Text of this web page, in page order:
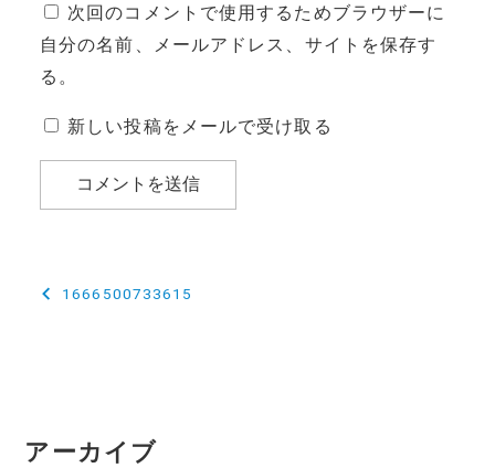
次回のコメントで使用するためブラウザーに
自分の名前、メールアドレス、サイトを保存す
る。
新しい投稿をメールで受け取る
投
ゲ
1666500733615
アーカイブ